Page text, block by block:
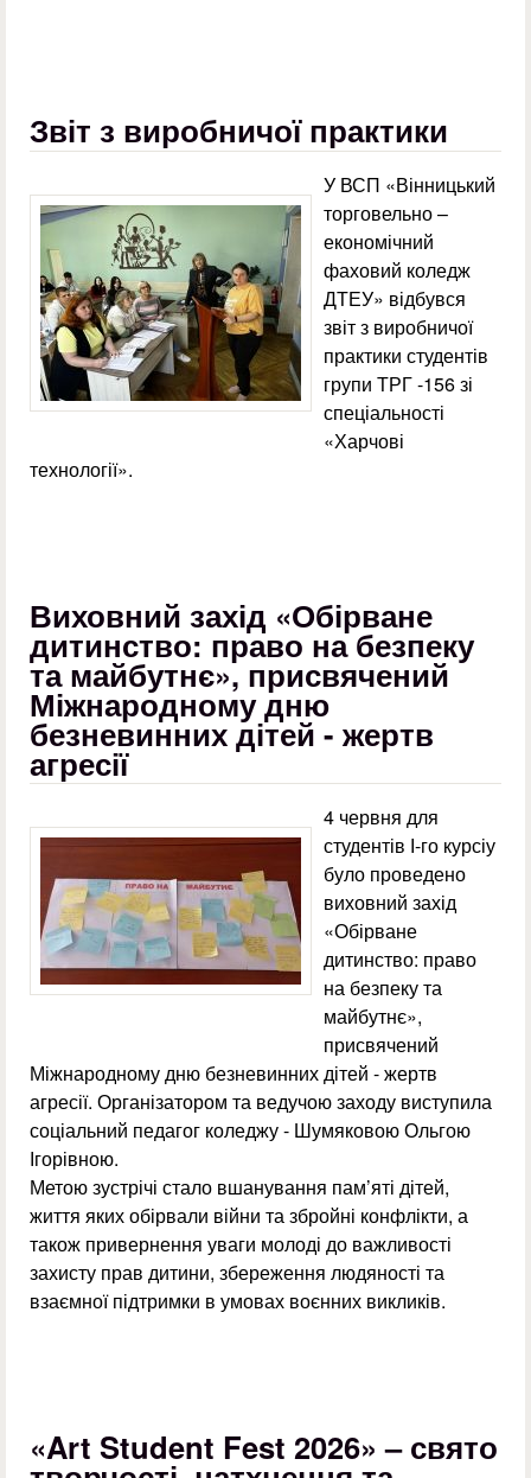
Звіт з виробничої практики
У ВСП «Вінницький
торговельно –
економічний
фаховий коледж
ДТЕУ» відбувся
звіт з виробничої
практики студентів
групи ТРГ -156 зі
спеціальності
«Харчові
технології».
Виховний захід «Обірване
дитинство: право на безпеку
та майбутнє», присвячений
Міжнародному дню
безневинних дітей - жертв
агресії
4 червня для
студентів І-го курсіу
було проведено
виховний захід
«Обірване
дитинство: право
на безпеку та
майбутнє»,
присвячений
Міжнародному дню безневинних дітей - жертв
агресії. Організатором та ведучою заходу виступила
соціальний педагог коледжу - Шумяковою Ольгою
Ігорівною.
Метою зустрічі стало вшанування пам’яті дітей,
життя яких обірвали війни та збройні конфлікти, а
також привернення уваги молоді до важливості
захисту прав дитини, збереження людяності та
взаємної підтримки в умовах воєнних викликів.
«Art Student Fest 2026» – свято